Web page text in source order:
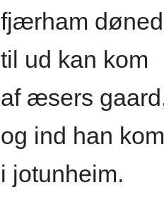
fjærham
til ud kan kom
af æsers
og ind han kom
i jotunheim.